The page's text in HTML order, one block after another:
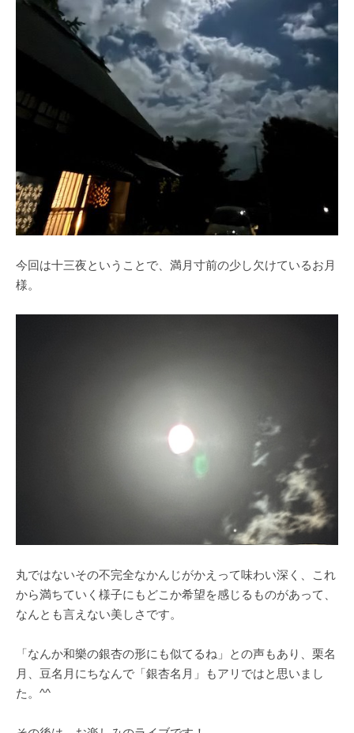
今回は十三夜ということで、満月寸前の少し欠けているお月
様。
丸ではないその不完全なかんじがかえって味わい深く、これ
から満ちていく様子にもどこか希望を感じるものがあって、
なんとも言えない美しさです。
「なんか和樂の銀杏の形にも似てるね」との声もあり、栗名
月、豆名月にちなんで「銀杏名月」もアリではと思いまし
た。^^